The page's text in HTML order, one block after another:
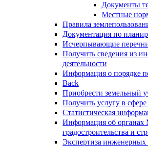
Документы
Местные
Правила
Документация по
Исчерпывающие перечни
Получить сведения из
деятельности
Информация о порядке
Back
Приобрести земельный
Получить услугу в сфере
Статистическая
Информация об органах
градостроительства и
Экспертиза